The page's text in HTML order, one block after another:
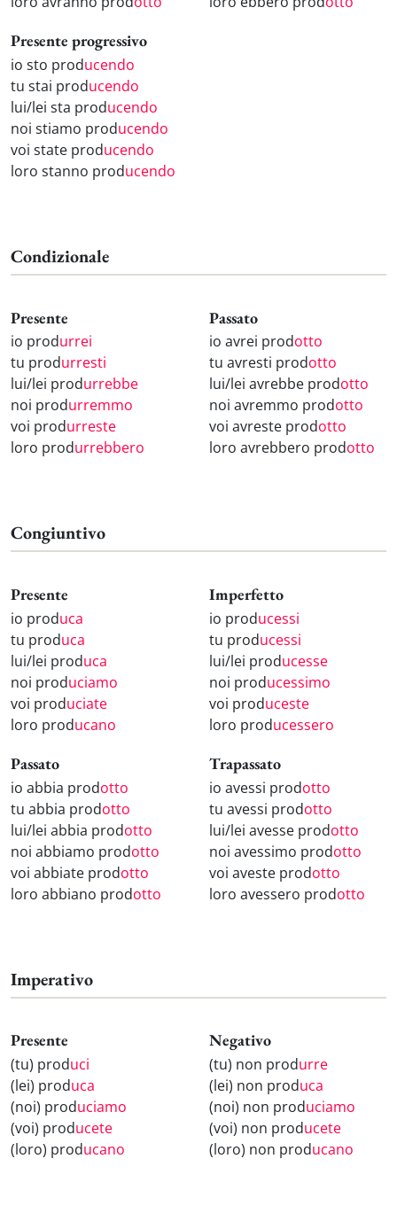
Presente progressivo
io sto producendo
tu stai producendo
lui/lei sta producendo
noi stiamo producendo
voi state producendo
loro stanno producendo
Condizionale
Presente
io produrrei
tu produrresti
lui/lei produrrebbe
noi produrremmo
voi produrreste
loro produrrebbero
Passato
io avrei prodotto
tu avresti prodotto
lui/lei avrebbe prodotto
noi avremmo prodotto
voi avreste prodotto
loro avrebbero prodotto
Congiuntivo
Presente
io produca
tu produca
lui/lei produca
noi produciamo
voi produciate
loro producano
Imperfetto
io producessi
tu producessi
lui/lei producesse
noi producessimo
voi produceste
loro producessero
Passato
io abbia prodotto
tu abbia prodotto
lui/lei abbia prodotto
noi abbiamo prodotto
voi abbiate prodotto
loro abbiano prodotto
Trapassato
io avessi prodotto
tu avessi prodotto
lui/lei avesse prodotto
noi avessimo prodotto
voi aveste prodotto
loro avessero prodotto
Imperativo
Presente
(tu) produci
(lei) produca
(noi) produciamo
(voi) producete
(loro) producano
Negativo
(tu) non produrre
(lei) non produca
(noi) non produciamo
(voi) non producete
(loro) non producano